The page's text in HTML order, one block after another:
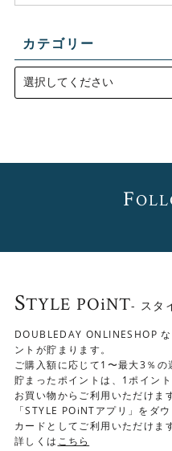
カテゴリー
F
STYLE POiNT- スタ
DOUBLEDAY ONLINESHOP
ントが貯まります。
ご購入額に応じて1〜最大3％の
貯まったポイントは、1ポイン
お買い物からご利用いただけます
「STYLE POiNTアプリ」をダ
カードとしてご利用いただけます
詳しくは こちら